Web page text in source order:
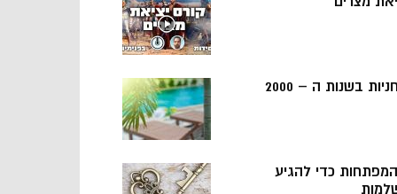
בשנות ה – 2000
5 המפתחות כדי להגיע